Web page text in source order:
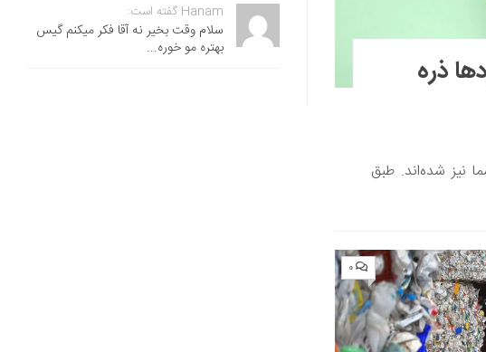
ذره
نیز شده‌اند. طبق
۰
Hanam گفته است:
سلام وقت بخیر نه آقا فکر میکنم گیس
بهتره مو خوره...